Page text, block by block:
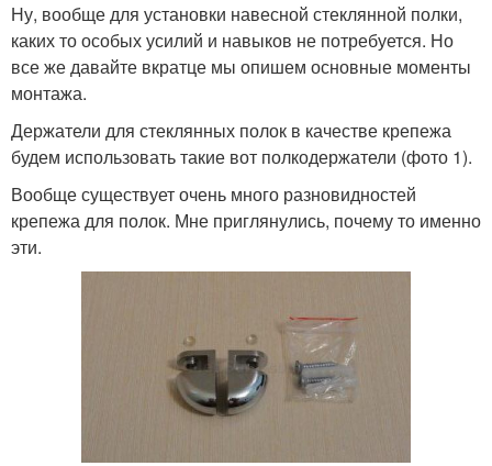
Ну, вообще для установки навесной стеклянной полки,
каких то особых усилий и навыков не потребуется. Но
все же давайте вкратце мы опишем основные моменты
монтажа.
Держатели для стеклянных полок в качестве крепежа
будем использовать такие вот полкодержатели (фото 1).
Вообще существует очень много разновидностей
крепежа для полок. Мне приглянулись, почему то именно
эти.